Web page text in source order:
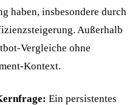
haben, insbesondere durch
Außerhalb
Vergleiche ohne
Kontext.
Ein persistentes